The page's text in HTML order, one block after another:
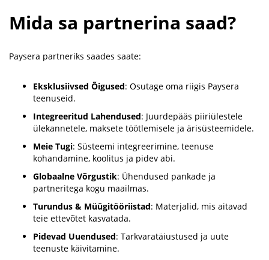
Mida sa partnerina saad?
Paysera partneriks saades saate:
Eksklusiivsed Õigused: Osutage oma riigis Paysera
teenuseid.
Integreeritud Lahendused: Juurdepääs piiriülestele
ülekannetele, maksete töötlemisele ja ärisüsteemidele.
Meie Tugi: Süsteemi integreerimine, teenuse
kohandamine, koolitus ja pidev abi.
Globaalne Võrgustik: Ühendused pankade ja
partneritega kogu maailmas.
Turundus & Müügitööriistad: Materjalid, mis aitavad
teie ettevõtet kasvatada.
Pidevad Uuendused: Tarkvaratäiustused ja uute
teenuste käivitamine.